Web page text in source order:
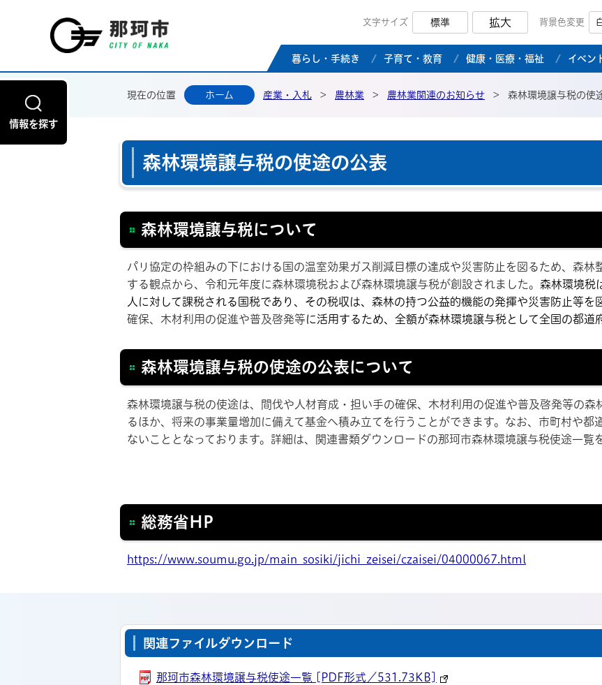
那珂市公式ホームページ
文字サイズ 標準 拡大 背景色変更
暮らし・手続き 子育て・教育 健康・医療・福祉 イベン
情報を探す
現在の位置 ホーム 産業・入札 > 農林業 > 農林業関連のお知らせ > 森林環境譲与税の使
森林環境譲与税の使途の公表
森林環境譲与税について
パリ協定の枠組みの下における国の温室効果ガス削減目標の達成や災害防止を図るため、森林
する観点から、令和元年度に森林環境税および森林環境譲与税が創設されました。 森林環境税
人に対して課税される国税であり、その税収は、森林の持つ公益的機能の発揮や災害防止等を
確保、木材利用の促進や普及啓発等に活用するため、全額が森林環境譲与税として全国の都道
森林環境譲与税の使途の公表について
森林環境譲与税の使途は、間伐や人材育成・担い手の確保、木材利用の促進や普及啓発等の森
るほか、将来の事業量増加に備えて基金へ積み立てを行うことができます。なお、市町村や都
ないこととなっております。詳細は、関連書類ダウンロードの那珂市森林環境譲与税使途一覧
総務省HP
https://www.soumu.go.jp/main_sosiki/jichi_zeisei/czaisei/04000067.html
関連ファイルダウンロード
那珂市森林環境譲与税使途一覧 [PDF形式／531.73KB]